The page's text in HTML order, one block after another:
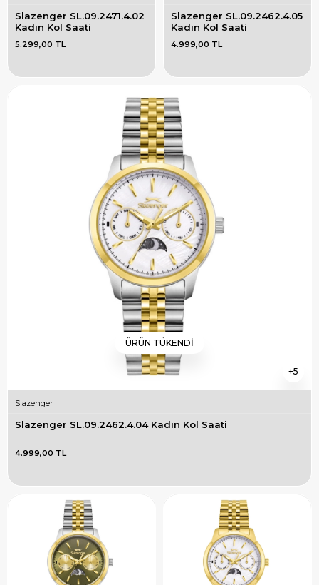
Slazenger SL.09.2471.4.02
Kadın Kol Saati
5.299,00 TL
Slazenger SL.09.2462.4.05
Kadın Kol Saati
4.999,00 TL
5
ÜRÜN TÜKENDI
Slazenger
Slazenger SL.09.2462.4.04 Kadın Kol Saati
4.999,00 TL